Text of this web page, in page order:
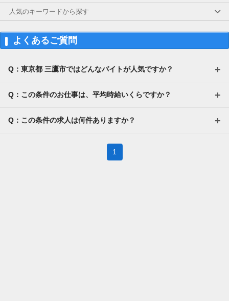
人気のキーワードから探す
よくあるご質問
Q：東京都 三鷹市ではどんなバイトが人気ですか？
Q：この条件のお仕事は、平均時給いくらですか？
Q：この条件の求人は何件ありますか？
1